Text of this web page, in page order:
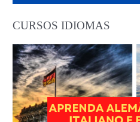
CURSOS IDIOMAS